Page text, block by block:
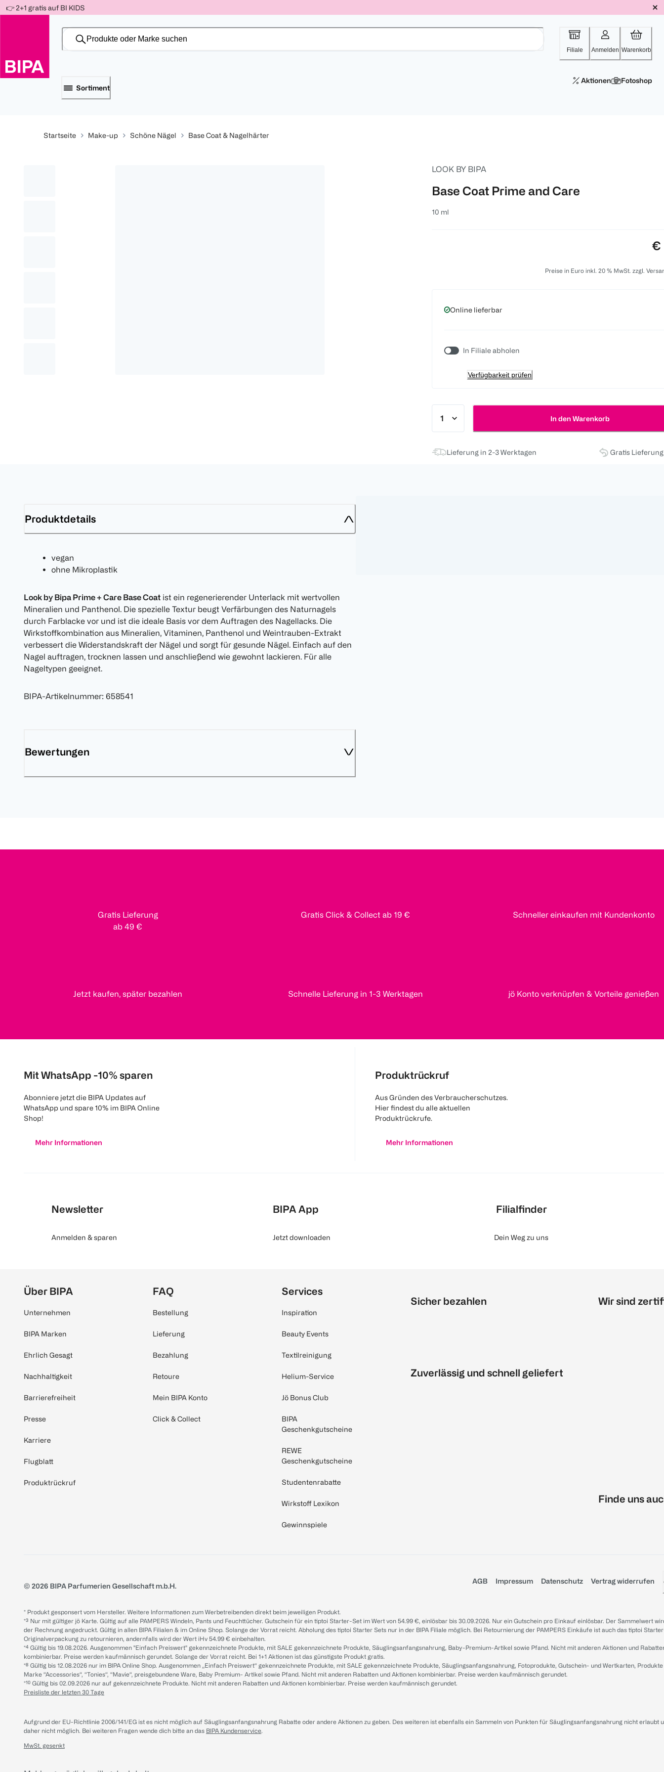
-10%
Für
150 Ös
-15%
Für
300 Ös
-20%
Für
500 Ös
Weiter
zum
👉 2+1 gratis auf BI KIDS
Filiale Anmelden Warenkorb
Sortiment
Aktionen Fotoshop
Startseite Make-up Schöne Nägel Base Coat & Nagelhärter
LOOK BY BIPA
Base Coat Prime and Care
10 ml
€
Preise in Euro inkl. 20 % MwSt. zzgl.
Online lieferbar
In Filiale abholen
Verfügbarkeit prüfen
In den Warenkorb
Lieferung in 2-3 Werktagen Gratis
Produktdetails
vegan
ohne Mikroplastik
Look by Bipa Prime + Care Base Coat ist ein regenerierender Unterlack mit wertvollen
Mineralien und Panthenol. Die spezielle Textur beugt Verfärbungen des Naturnagels
durch Farblacke vor und ist die ideale Basis vor dem Auftragen des Nagellacks. Die
Wirkstoffkombination aus Mineralien, Vitaminen, Panthenol und Weintrauben-Extrakt
verbessert die Widerstandskraft der Nägel und sorgt für gesunde Nägel. Einfach auf den
Nagel auftragen, trocknen lassen und anschließend wie gewohnt lackieren. Für alle
Nageltypen geeignet.
BIPA-Artikelnummer: 658541
Bewertungen
Gratis Lieferung
ab 49 €
Gratis Click & Collect ab 19 € Schneller einkaufen mit Kundenkonto
Jetzt kaufen, später bezahlen Schnelle Lieferung in 1-3 Werktagen jö Konto verknüpfen & Vorteile genießen
Mit WhatsApp -10% sparen
Abonniere jetzt die BIPA Updates auf
WhatsApp und spare 10% im BIPA Online
Shop!
Mehr Informationen
Produktrückruf
Aus Gründen des Verbraucherschutzes.
Hier findest du alle aktuellen
Produktrückrufe.
Mehr Informationen
Newsletter
Anmelden & sparen
BIPA App
Jetzt downloaden
Filialfinder
Dein Weg zu uns
Über BIPA
Unternehmen
BIPA Marken
Ehrlich Gesagt
Nachhaltigkeit
Barrierefreiheit
Presse
Karriere
Flugblatt
Produktrückruf
FAQ
Bestellung
Lieferung
Bezahlung
Retoure
Mein BIPA Konto
Click & Collect
Services
Inspiration
Beauty Events
Textilreinigung
Helium-Service
Jö Bonus Club
BIPA
Geschenkgutscheine
REWE
Geschenkgutscheine
Studentenrabatte
Wirkstoff Lexikon
Gewinnspiele
Sicher bezahlen
Zuverlässig und schnell geliefert
Wir sind
Finde uns
© 2026 BIPA Parfumerien Gesellschaft m.b.H.
AGB Impressum Datenschutz Vertrag widerrufen
* Produkt gesponsert vom Hersteller. Weitere Informationen zum Werbetreibenden direkt beim jeweiligen Produkt.
*³ Nur mit gültiger jö Karte. Gültig auf alle PAMPERS Windeln, Pants und Feuchttücher. Gutschein für ein tiptoi Starter-Set im Wert von 54.99 €, einlösbar bis 30.09.2026. Nur ein Gutschein pro Einkauf einlösbar. Der Sammelwert
der Rechnung angedruckt. Gültig in allen BIPA Filialen & im Online Shop. Solange der Vorrat reicht. Abholung des tiptoi Starter Sets nur in der BIPA Filiale möglich. Bei Retournierung der PAMPERS Einkäufe ist auch das tiptoi
Originalverpackung zu retournieren, andernfalls wird der Wert iHv 54.99 € einbehalten.
*⁴ Gültig bis 19.08.2026. Ausgenommen "Einfach Preiswert" gekennzeichnete Produkte, mit SALE gekennzeichnete Produkte, Säuglingsanfangsnahrung, Baby-Premium-Artikel sowie Pfand. Nicht mit anderen Aktionen und
kombinierbar. Preise werden kaufmännisch gerundet. Solange der Vorrat reicht. Bei 1+1 Aktionen ist das günstigste Produkt gratis.
*⁸ Gültig bis 12.08.2026 nur im BIPA Online Shop. Ausgenommen „Einfach Preiswert“ gekennzeichnete Produkte, mit SALE gekennzeichnete Produkte, Säuglingsanfangsnahrung, Fotoprodukte, Gutschein- und Wertkarten,
Marke “Accessories“, “Tonies“, “Mavie“, preisgebundene Ware, Baby Premium- Artikel sowie Pfand. Nicht mit anderen Rabatten und Aktionen kombinierbar. Preise werden kaufmännisch gerundet.
*¹⁰ Gültig bis 02.09.2026 nur auf gekennzeichnete Produkte. Nicht mit anderen Rabatten und Aktionen kombinierbar. Preise werden kaufmännisch gerundet.
Preisliste der letzten 30 Tage
Aufgrund der EU-Richtlinie 2006/141/EG ist es nicht möglich auf Säuglingsanfangsnahrung Rabatte oder andere Aktionen zu geben. Des weiteren ist ebenfalls ein Sammeln von Punkten für Säuglingsanfangsnahrung nicht erlaubt
daher nicht möglich. Bei weiteren Fragen wende dich bitte an das BIPA Kundenservice.
MwSt. gesenkt